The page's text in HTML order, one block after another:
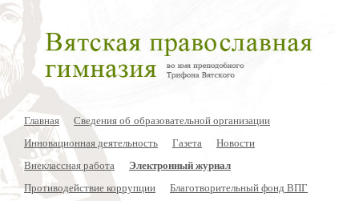
Главная
Сведения об образовательной организации
Инновационная деятельность
Газета
Новости
Внеклассная работа
Электронный журнал
Противодействие коррупции
Благотворительный фонд ВПГ